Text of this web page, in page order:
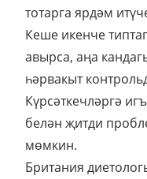
тотарга ярдәм
Кеше икенче
авырса, аңа
һәрвакыт
Күрсәткечләргә
белән җитди
мөмкин.
Британия